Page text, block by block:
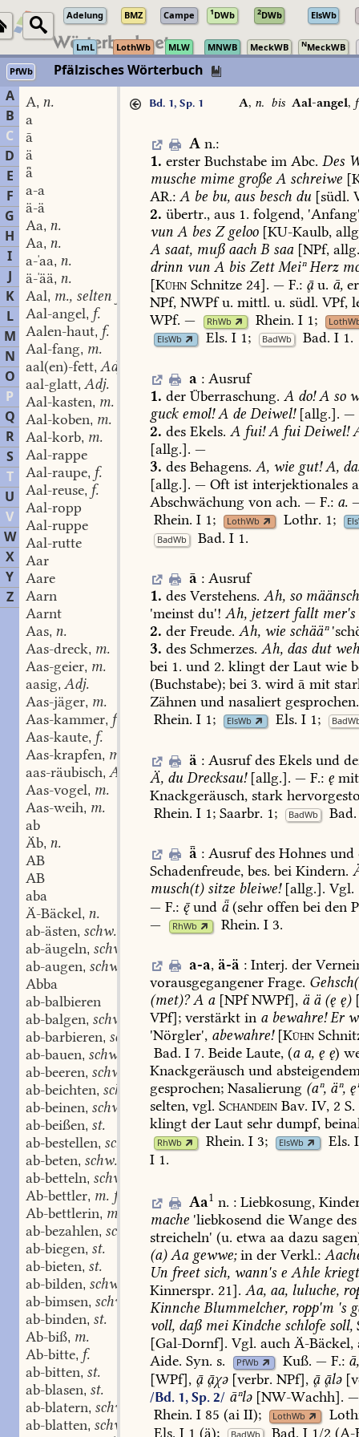
Adelung BMZ Campe 1DWb 2DWb ElsWb
LmL LothWb MLW MNWB MeckWB NMeckWB
PfWb
Pfälzisches Wörterbuch
A
B
C
D
E
F
G
H
I
J
K
L
M
N
O
P
Q
R
S
T
U
V
W
X
Y
Z
A, n.
a
ā
ä
ǟ
a-a
ä-ä
Aa, n.
Aa, n.
a-ˈaa, n.
ä-ˈää, n.
Aal, m., selten f.
Aal-angel, f.
Aalen-haut, f.
Aal-fang, m.
aal(en)-fett, Adj.
aal-glatt, Adj.
Aal-kasten, m.
Aal-koben, m.
Aal-korb, m.
Aal-rappe
Aal-raupe, f.
Aal-reuse, f.
Aal-ropp
Aal-ruppe
Aal-rutte
Aar
Aare
Aarn
Aarnt
Aas, n.
Aas-dreck, m.
Aas-geier, m.
aasig, Adj.
Aas-jäger, m.
Aas-kammer, f.
Aas-kaute, f.
Aas-krapfen, m.
aas-räubisch, Adj.
Aas-vogel, m.
Aas-weih, m.
ab
Äb, n.
AB
AB
aba
Ä-Bäckel, n.
ab-ästen, schw.
ab-äugeln, schw.
ab-augen, schw.
Abba
ab-balbieren
ab-balgen, schw.
ab-barbieren, schw.
ab-bauen, schw.
ab-beeren, schw.
ab-beichten, schw.
ab-beinen, schw.
ab-beißen, st.
ab-bestellen, schw.
ab-beten, schw.
ab-betteln, schw.
Ab-bettler, m. f.
Ab-bettlerin, m. f.
ab-bezahlen, schw.
ab-biegen, st.
ab-bieten, st.
ab-bilden, schw.
ab-bimsen, schw.
ab-binden, st.
Ab-biß, m.
Ab-bitte, f.
ab-bitten, st.
ab-blasen, st.
ab-blatern, schw.
ab-blatten, schw.
Bd. 1, Sp. 1 A, n. bis Aal-angel,
A n.:
1. erster Buchstabe im Abc. Des
musche mime große A schreiwe
AR.: A be bu, aus besch du [südl.
2. übertr., aus 1. folgend,
vun A bes Zgeloo[KU-Kaulb,
A saat, mußaach B saa[NPf,
drinn vun A bis ZettMeiⁿHerz
[Kühn Schnitze 24]. — F.: u. ā,
NPf, NWPfu. mittl. u. südl. VPf,
WPf. — RhWb Rhein. I 1;
ElsWb
Els. I 1; BadWb Bad. I1.
a :Ausruf
1. der Überraschung. A do!A so
guckemol!A de Deiwel![allg.]. —
2. des Ekels. A fui!A fuiDeiwel!
[allg.]. —
3. des Behagens. A, wie gut!A,
[allg.]. — Oft ist interjektionales a
Abschwächung von ach. — F.: a.
Rhein. I 1; LothWb Lothr. 1;
BadWb
Bad. I1.
ā :Ausruf
1. des Verstehens. Ah, so
'meinst du'! Ah, jetzertfalltmer's
2. der Freude. Ah, wie schääⁿ
3. des Schmerzes. Ah, das dut
bei 1. und 2. klingt der Laut wie
(Buchstabe); bei 3. wird ā mit
Zähnen und nasaliert gesprochen.
Rhein. I 1; ElsWb Els. I 1;
ä :AusrufdesEkelsund
Ä, du Drecksau![allg.]. — F.: ę mit
Knackgeräusch, stark
Rhein. I 1; Saarbr. 1; BadWb Bad.
ǟ :AusrufdesHohnesund
Schadenfreude, bes. bei Kindern.
musch(t)sitze bleiwe![allg.]. Vgl.
— F.: und ǟ(sehr offen bei den
—
RhWb Rhein. I 3.
a-a, ä-ä :Interj. der
vorausgegangener Frage.
(met)?A a[NPfNWPf], ää(ę ę)
VPf]; verstärkt in abewahre!Er
'Nörgler', abewahre![Kühn
Bad. I 7. Beide Laute, (aa, ę ę)
Knackgeräusch und
gesprochen; Nasalierung (aⁿ, äⁿ,
selten, vgl. Schandein Bav. IV, 2 S.
klingt der Laut sehr dumpf,
RhWb Rhein. I 3; ElsWb Els. I
I 1.
Aa1 n. :Liebkosung,
mache 'liebkosend die Wange des
streicheln' (u. etwa aa dazu
(a)Aagewwe;in der Verkl.:
Un freetsich, wann's e Ahle kriegt
Kinnerspr. 21]. Aa, aa, luluche,
Kinnche Blummelcher, ropp'm 's
voll, daßmeiKindche schlofe soll,
[Gal-Dornf]. Vgl. auch Ä-Bäckel,
Aide. Syn. s. PfWb Kuß. — F.: ā,
[WPf], χə[verbr. NPf], lə
/Bd. 1, Sp. 2/ āⁿlə[NW-Wachh]. —
Rhein. I 85 (ai II); LothWb
Els. I 1 (ä); Bad. I1/2 (A-